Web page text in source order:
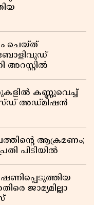
ചെയ്ത്
ബോളിവുഡ്
അറസ്റ്റിൽ
കണ്ണുവെച്ച്
അഡ്മിഷൻ
ആക്രമണം;
പിടിയിൽ
ജാമ്യമില്ലാ